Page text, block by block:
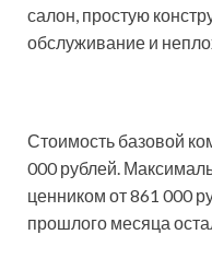
салон, простую
обслуживание и
Стоимость базовой
000 рублей.
ценником от 861 000
прошлого месяца